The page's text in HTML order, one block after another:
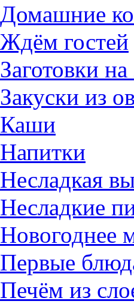
Домашние
Ждём гостей
Заготовки
Закуски из
Каши
Напитки
Несладкая
Несладкие
Новогоднее
Первые
Печём из